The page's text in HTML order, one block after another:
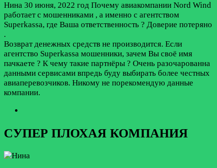
Нина 30 июня, 2022 год Почему авиакомпании Nord Wind
работает с мошенниками , а именно с агентством
Superkassa, где Ваша ответственность ? Доверие потеряно
.
Возврат денежных средств не производится. Если
агентство Superkassa мошенники, зачем Вы своё имя
пачкаете ? К чему такие партнёры ? Очень разочарованна
данными сервисами впредь буду выбирать более честных
авиаперевозчиков. Никому не порекомендую данные
компании.
СУПЕР ПЛОХАЯ КОМПАНИЯ